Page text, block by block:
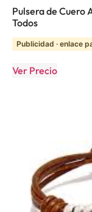
Pulsera de Cuero
Todos
Publicidad · enlace
Ver Precio